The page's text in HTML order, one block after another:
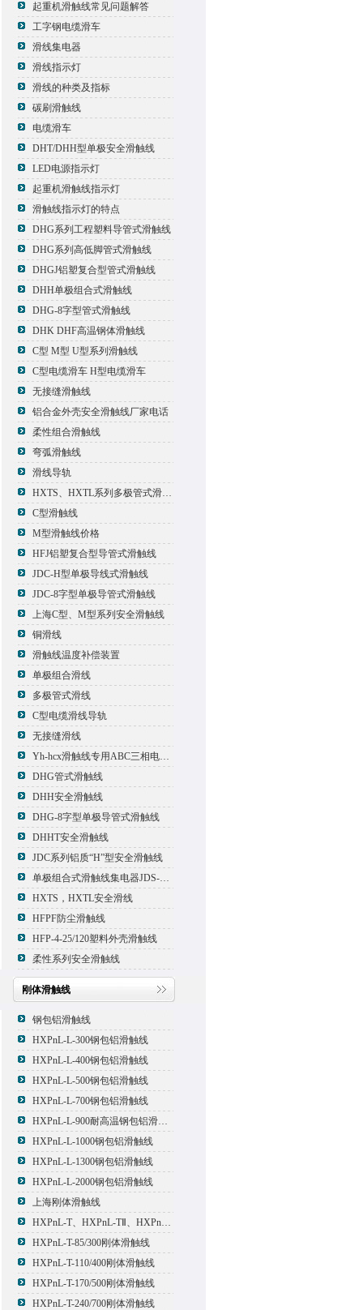
起重机滑触线常见问题解答
工字钢电缆滑车
滑线集电器
滑线指示灯
滑线的种类及指标
碳刷滑触线
电缆滑车
DHT/DHH型单极安全滑触线
LED电源指示灯
起重机滑触线指示灯
滑触线指示灯的特点
DHG系列工程塑料导管式滑触线
DHG系列高低脚管式滑触线
DHGJ铝塑复合型管式滑触线
DHH单极组合式滑触线
DHG-8字型管式滑触线
DHK DHF高温钢体滑触线
C型 M型 U型系列滑触线
C型电缆滑车 H型电缆滑车
无接缝滑触线
铝合金外壳安全滑触线厂家电话
柔性组合滑触线
弯弧滑触线
滑线导轨
HXTS、HXTL系列多极管式滑触线报价
C型滑触线
M型滑触线价格
HFJ铝塑复合型导管式滑触线
JDC-H型单极导线式滑触线
JDC-8字型单极导管式滑触线
上海C型、M型系列安全滑触线
铜滑线
滑触线温度补偿装置
单极组合滑线
多极管式滑线
C型电缆滑线导轨
无接缝滑线
Yh-hcx滑触线专用ABC三相电压信号指示灯
DHG管式滑触线
DHH安全滑触线
DHG-8字型单极导管式滑触线
DHHT安全滑触线
JDC系列铝质“H”型安全滑触线
单极组合式滑触线集电器JDS-500*2
HXTS，HXTL安全滑线
HFPF防尘滑触线
HFP-4-25/120塑料外壳滑触线
柔性系列安全滑触线
刚体滑触线
钢包铝滑触线
HXPnL-L-300钢包铝滑触线
HXPnL-L-400钢包铝滑触线
HXPnL-L-500钢包铝滑触线
HXPnL-L-700钢包铝滑触线
HXPnL-L-900耐高温钢包铝滑触线
HXPnL-L-1000钢包铝滑触线
HXPnL-L-1300钢包铝滑触线
HXPnL-L-2000钢包铝滑触线
上海刚体滑触线
HXPnL-T、HXPnL-TⅡ、HXPnL-TⅢ系列钢体滑线
HXPnL-T-85/300刚体滑触线
HXPnL-T-110/400刚体滑触线
HXPnL-T-170/500刚体滑触线
HXPnL-T-240/700刚体滑触线